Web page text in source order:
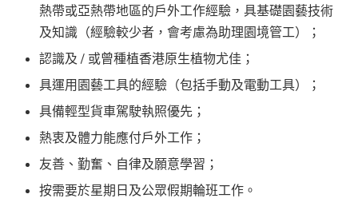
熱帶或亞熱帶地區的戶外工作經驗，具基礎園藝技術
及知識（經驗較少者，會考慮為助理園境管工）；
認識及 / 或曾種植香港原生植物尤佳；
具運用園藝工具的經驗（包括手動及電動工具）；
具備輕型貨車駕駛執照優先；
熱衷及體力能應付戶外工作；
友善、勤奮、自律及願意學習；
按需要於星期日及公眾假期輪班工作。